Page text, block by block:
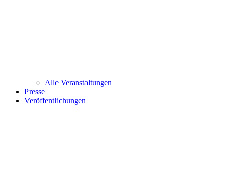
Alle Veranstaltungen
Presse
Veröffentlichungen